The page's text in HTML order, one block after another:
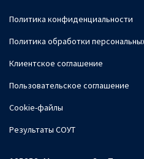
Политика конфиденциальности
Политика обработки
Клиентское соглашение
Пользовательское соглашение
Cookie-файлы
Результаты СОУТ